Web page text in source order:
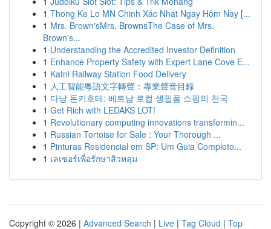
1 Thong Ke Lo MN Chinh Xác Nhat Ngay Hôm Nay [...
1 Mrs. Brown'sMrs. BrownsThe Case of Mrs.
Brown's...
1 Understanding the Accredited Investor Definition
1 Enhance Property Safety with Expert Lane Cove E...
1 Katni Railway Station Food Delivery
1 人工智能粵語文字轉聲：專業聲音目錄
1 다낭 돈키호테: 베트남 로컬 생필품 쇼핑의 천국
1 Get Rich with LEDAKS LOT!
1 Revolutionary computing innovations transformin...
1 Russian Tortoise for Sale : Your Thorough ...
1 Pinturas Residencial em SP: Um Guia Completo...
1 เลเซอร์เพื่อรักษาสิวหลุม
Copyright © 2026 | Advanced Search | Live | Tag Cloud | Top